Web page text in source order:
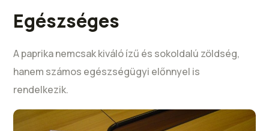
Egészséges
A paprika nemcsak kiváló ízű és sokoldalú zöldség,
hanem számos egészségügyi előnnyel is
rendelkezik.